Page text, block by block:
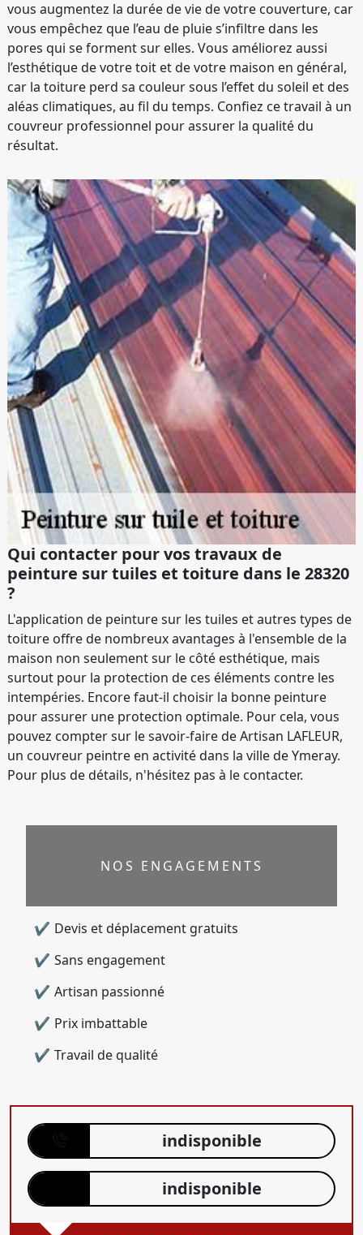
vous augmentez la durée de vie de votre couverture, car
vous empêchez que l’eau de pluie s’infiltre dans les
pores qui se forment sur elles. Vous améliorez aussi
l’esthétique de votre toit et de votre maison en général,
car la toiture perd sa couleur sous l’effet du soleil et des
aléas climatiques, au fil du temps. Confiez ce travail à un
couvreur professionnel pour assurer la qualité du
résultat.
Qui contacter pour vos travaux de
peinture sur tuiles et toiture dans le 28320
?
L'application de peinture sur les tuiles et autres types de
toiture offre de nombreux avantages à l'ensemble de la
maison non seulement sur le côté esthétique, mais
surtout pour la protection de ces éléments contre les
intempéries. Encore faut-il choisir la bonne peinture
pour assurer une protection optimale. Pour cela, vous
pouvez compter sur le savoir-faire de Artisan LAFLEUR,
un couvreur peintre en activité dans la ville de Ymeray.
Pour plus de détails, n'hésitez pas à le contacter.
NOS ENGAGEMENTS
Devis et déplacement gratuits
Sans engagement
Artisan passionné
Prix imbattable
Travail de qualité
indisponible
indisponible